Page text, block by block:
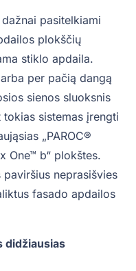
pasitelkiami
plokščių
stiklo apdaila.
per pačią dangą
sienos sluoksnis
sistemas įrengti
„PAROC®
One™ b“ plokštes.
neprasišvies
fasado apdailos
didžiausias